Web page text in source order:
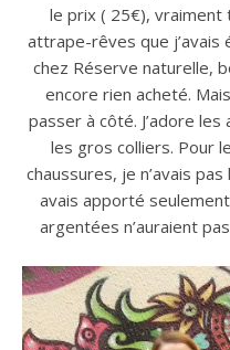
le prix ( 25€), vraiment
attrape-rêves que j’avais
chez Réserve naturelle,
encore rien acheté.
passer à côté. J’adore
les gros colliers. Pour
chaussures, je n’avais
avais apporté
argentées n’auraient